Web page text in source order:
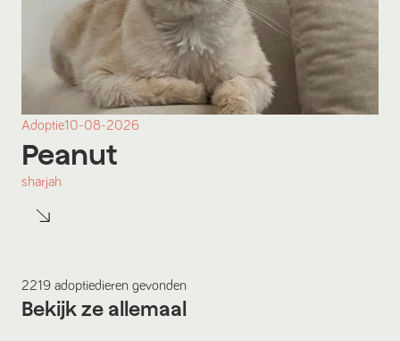
Adoptie10-08-2026
Peanut
sharjah
2219 adoptiedieren gevonden
Bekijk ze allemaal